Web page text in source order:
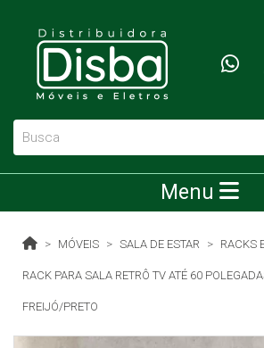
Menu
MÓVEIS SALA DE ESTAR RACKS
RACK PARA SALA RETRÔ TV ATÉ 60
FREIJÓ/PRETO